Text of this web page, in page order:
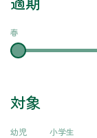
春
対象
幼児 小学生